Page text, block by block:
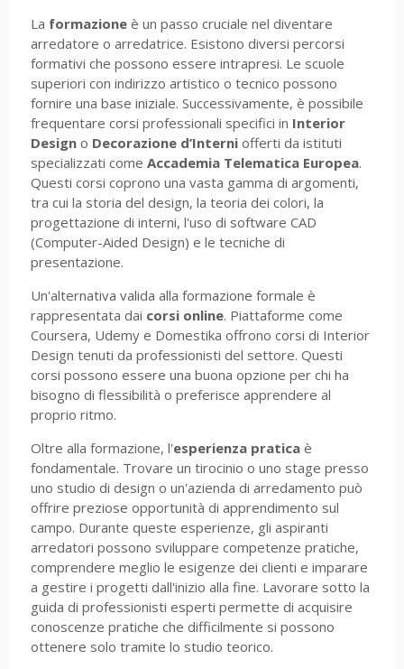
La formazioneè un passo cruciale nel diventare
arredatore o arredatrice. Esistono diversi percorsi
formativi che possono essere intrapresi. Le scuole
superiori con indirizzo artistico o tecnico possono
fornire una base iniziale. Successivamente, è possibile
frequentare corsi professionali specifici in Interior
Designo Decorazione d’Interniofferti da istituti
specializzati come Accademia Telematica Europea.
Questi corsi coprono una vasta gamma di argomenti,
tra cui la storia del design, la teoria dei colori, la
progettazione di interni, l'uso di software CAD
(Computer-Aided Design) e le tecniche di
presentazione.
Un'alternativa valida alla formazione formale è
rappresentata dai corsi online. Piattaforme come
Coursera, Udemy e Domestika offrono corsi di Interior
Design tenuti da professionisti del settore. Questi
corsi possono essere una buona opzione per chi ha
bisogno di flessibilità o preferisce apprendere al
proprio ritmo.
Oltre alla formazione, l'esperienza praticaè
fondamentale. Trovare un tirocinio o uno stage presso
uno studio di design o un'azienda di arredamento può
offrire preziose opportunità di apprendimento sul
campo. Durante queste esperienze, gli aspiranti
arredatori possono sviluppare competenze pratiche,
comprendere meglio le esigenze dei clienti e imparare
a gestire i progetti dall'inizio alla fine. Lavorare sotto la
guida di professionisti esperti permette di acquisire
conoscenze pratiche che difficilmente si possono
ottenere solo tramite lo studio teorico.